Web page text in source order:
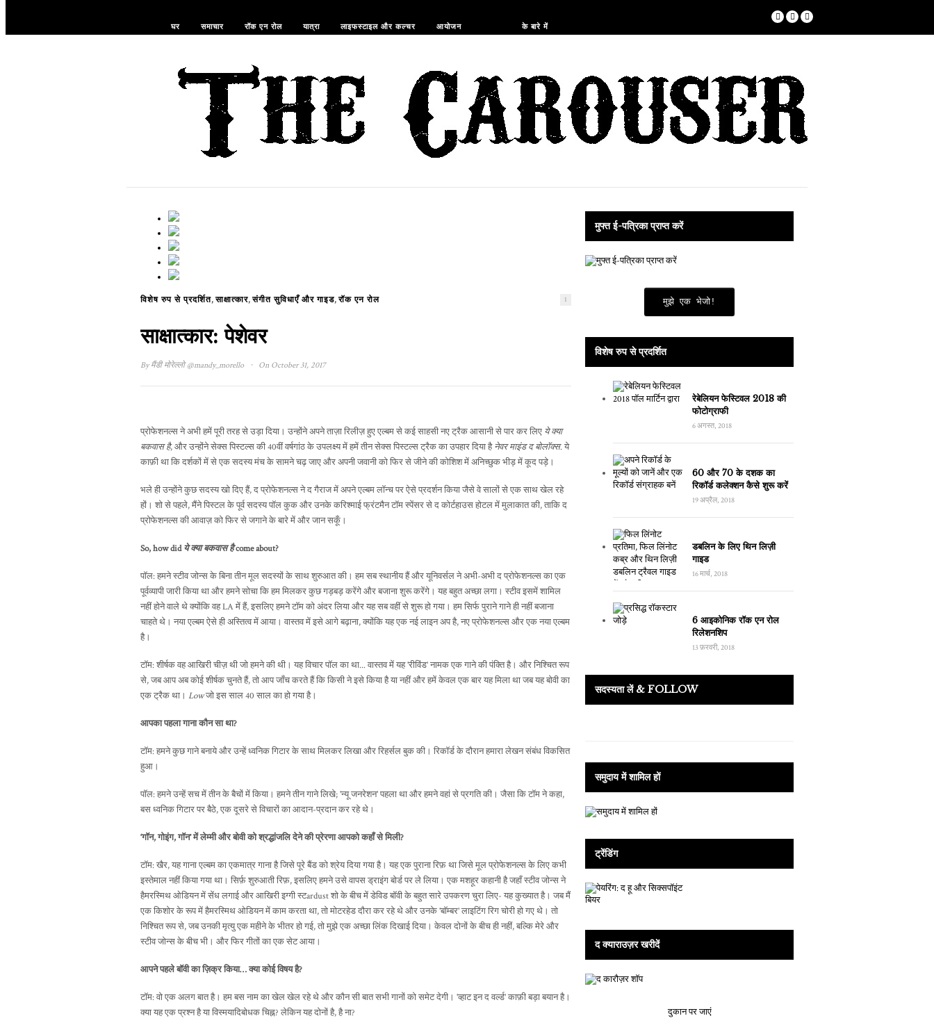
घर समाचार रॉक एन रोल यात्रा लाइफस्टाइल और कल्चर आयोजन के बारे में
विशेष रुप से प्रदर्शित,साक्षात्कार,संगीत सुविधाएँ और गाइड,रॉक एन रोल 1
साक्षात्कार: पेशेवर
Byमैंडी मोरेल्लो@mandy_morello · On October 31, 2017
प्रोफेशनल्स ने अभी हमें पूरी तरह से उड़ा दिया। उन्होंने अपने ताज़ा रिलीज़ हुए एल्बम से कई साहसी नए ट्रैक आसानी से पार कर लिए ये क्या
बकवास है, और उन्होंने सेक्स पिस्टल्स की 40वीं वर्षगांठ के उपलक्ष्य में हमें तीन सेक्स पिस्टल्स ट्रैक का उपहार दिया हैनेवर माइंड द बोलॉक्स. ये
काफ़ी था कि दर्शकों में से एक सदस्य मंच के सामने चढ़ जाए और अपनी जवानी को फिर से जीने की कोशिश में अनिच्छुक भीड़ में कूद पड़े।
भले ही उन्होंने कुछ सदस्य खो दिए हैं, द प्रोफेशनल्स ने द गैराज में अपने एल्बम लॉन्च पर ऐसे प्रदर्शन किया जैसे वे सालों से एक साथ खेल रहे
हों। शो से पहले, मैंने पिस्टल के पूर्व सदस्य पॉल कुक और उनके करिश्माई फ्रंटमैन टॉम स्पेंसर से द कोर्टहाउस होटल में मुलाकात की, ताकि द
प्रोफेशनल्स की आवाज़ को फिर से जगाने के बारे में और जान सकूँ।
So, how didये क्या बकवास हैcome about?
पॉल: हमने स्टीव जोन्स के बिना तीन मूल सदस्यों के साथ शुरुआत की। हम सब स्थानीय हैं और यूनिवर्सल ने अभी-अभी द प्रोफेशनल्स का एक
पूर्वव्यापी जारी किया था और हमने सोचा कि हम मिलकर कुछ गड़बड़ करेंगे और बजाना शुरू करेंगे। यह बहुत अच्छा लगा। स्टीव इसमें शामिल
नहीं होने वाले थे क्योंकि वह LA में हैं, इसलिए हमने टॉम को अंदर लिया और यह सब वहीं से शुरू हो गया। हम सिर्फ पुराने गाने ही नहीं बजाना
चाहते थे। नया एल्बम ऐसे ही अस्तित्व में आया। वास्तव में इसे आगे बढ़ाना, क्योंकि यह एक नई लाइन अप है, नए प्रोफेशनल्स और एक नया एल्बम
है।
टॉम: शीर्षक वह आखिरी चीज़ थी जो हमने की थी। यह विचार पॉल का था... वास्तव में यह 'रीविंड' नामक एक गाने की पंक्ति है। और निश्चित रूप
से, जब आप अब कोई शीर्षक चुनते हैं, तो आप जाँच करते हैं कि किसी ने इसे किया है या नहीं और हमें केवल एक बार यह मिला था जब यह बोवी का
एक ट्रैक था। Lowजो इस साल 40 साल का हो गया है।
आपका पहला गाना कौन सा था?
टॉम: हमने कुछ गाने बनाये और उन्हें ध्वनिक गिटार के साथ मिलकर लिखा और रिहर्सल बुक की। रिकॉर्ड के दौरान हमारा लेखन संबंध विकसित
हुआ।
पॉल: हमने उन्हें सच में तीन के बैचों में किया। हमने तीन गाने लिखे; 'न्यू जनरेशन' पहला था और हमने वहां से प्रगति की। जैसा कि टॉम ने कहा,
बस ध्वनिक गिटार पर बैठे, एक दूसरे से विचारों का आदान-प्रदान कर रहे थे।
‘गॉन, गोइंग, गॉन’ में लेम्मी और बोवी को श्रद्धांजलि देने की प्रेरणा आपको कहाँ से मिली?
टॉम: खैर, यह गाना एल्बम का एकमात्र गाना है जिसे पूरे बैंड को श्रेय दिया गया है। यह एक पुराना रिफ़ था जिसे मूल प्रोफेशनल्स के लिए कभी
इस्तेमाल नहीं किया गया था। सिर्फ़ शुरुआती रिफ़, इसलिए हमने उसे वापस ड्राइंग बोर्ड पर ले लिया। एक मशहूर कहानी है जहाँ स्टीव जोन्स ने
हैमरस्मिथ ओडियन में सेंध लगाई और आखिरी इग्गी स्टardust शो के बीच में डेविड बॉवी के बहुत सारे उपकरण चुरा लिए- यह कुख्यात है। जब मैं
एक किशोर के रूप में हैमरस्मिथ ओडियन में काम करता था, तो मोटरहेड दौरा कर रहे थे और उनके 'बॉम्बर' लाइटिंग रिग चोरी हो गए थे। तो
निश्चित रूप से, जब उनकी मृत्यु एक महीने के भीतर हो गई, तो मुझे एक अच्छा लिंक दिखाई दिया। केवल दोनों के बीच ही नहीं, बल्कि मेरे और
स्टीव जोन्स के बीच भी। और फिर गीतों का एक सेट आया।
आपने पहले बॉवी का ज़िक्र किया… क्या कोई विषय है?
टॉम: वो एक अलग बात है। हम बस नाम का खेल खेल रहे थे और कौन सी बात सभी गानों को समेट देगी। 'व्हाट इन द वर्ल्ड' काफ़ी बड़ा बयान है।
क्या यह एक प्रश्न है या विस्मयादिबोधक चिह्न? लेकिन यह दोनों है, है ना?
मुफ्त ई-पत्रिका प्राप्त करें
मुझे एक भेजो!
विशेष रुप से प्रदर्शित
रेबेलियन फेस्टिवल 2018 की
फोटोग्राफी
6 अगस्त, 2018
60 और 70 के दशक का
रिकॉर्ड कलेक्शन कैसे शुरू करें
19 अप्रैल, 2018
डबलिन के लिए थिन लिज़ी
गाइड
16 मार्च, 2018
6 आइकोनिक रॉक एन रोल
रिलेशनशिप
13 फ़रवरी, 2018
सदस्यता लें & FOLLOW
समुदाय में शामिल हों
ट्रेंडिंग
द क्याराउज़र खरीदें
दुकान पर जाएं